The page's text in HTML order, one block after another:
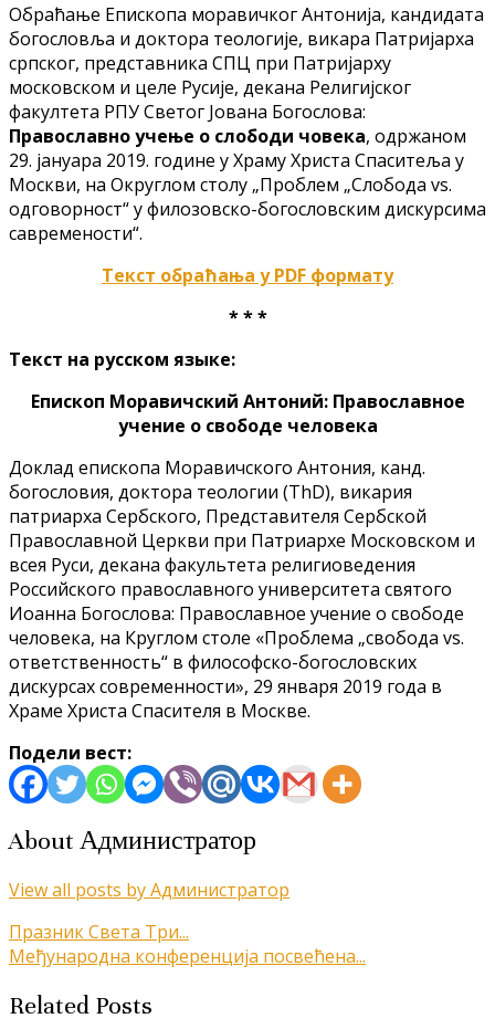
Обраћање Епископа моравичког Антонија, кандидата
богословља и доктора теологије, викара Патријарха
српског, представника СПЦ при Патријарху
московском и целе Русије, декана Религијског
факултета РПУ Светог Јована Богослова:
Православно учење о слободи човека, одржаном
29. јануара 2019. године у Храму Христа Спаситеља у
Москви, на Округлом столу „Проблем „Слобода vs.
одговорност“ у филозовско-богословским дискурсима
савремености“.
Текст обраћања у PDF формату
* * *
Текст на русском языке:
Епископ Моравичский Антоний: Православное
учение о свободе человека
Доклад епископа Моравичского Антония, канд.
богословия, доктора теологии (ThD), викария
патриарха Сербского, Представителя Сербской
Православной Церкви при Патриархе Московском и
всея Руси, декана факультета религиоведения
Российского православного университета святого
Иоанна Богослова: Православное учение о свободе
человека, на Круглом столе «Проблема „свобода vs.
ответственность“ в философско-богословских
дискурсах современности», 29 января 2019 года в
Храме Христа Спасителя в Москве.
Подели вест:
About Администратор
View all posts by Администратор
Кретање
чланка
Празник Света Три...
Међународна конференција посвећена...
Related Posts